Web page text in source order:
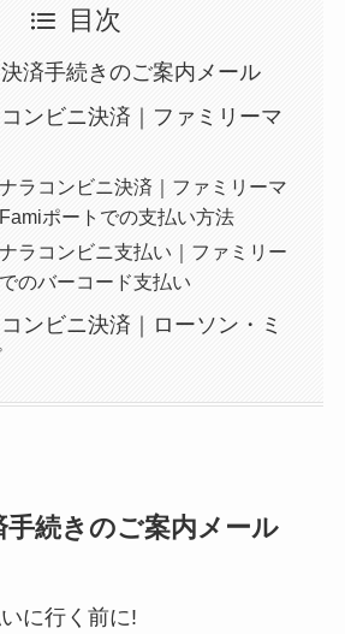
目次
済手続きのご案内メール
ンビニ決済｜ファミリーマ
ラコンビニ決済｜ファミリーマ
ポートでの支払い方法
ラコンビニ支払い｜ファミリー
のバーコード支払い
ンビニ決済｜ローソン・ミ
続きのご案内メール
に行く前に!